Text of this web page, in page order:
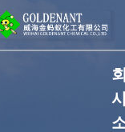
회